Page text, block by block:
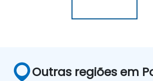
Outras regiões em